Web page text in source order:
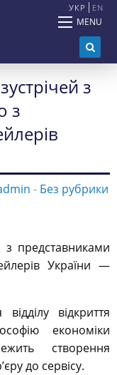
УКР EN
MENU
з
з
- Без рубрики
з представниками
України —
відкриття
економіки
створення
до сервісу.